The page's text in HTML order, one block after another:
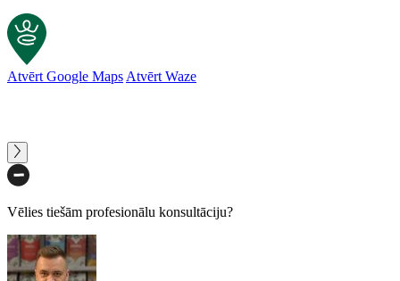
Atvērt Google MapsAtvērt Waze
Vēlies tiešām profesionālu konsultāciju?